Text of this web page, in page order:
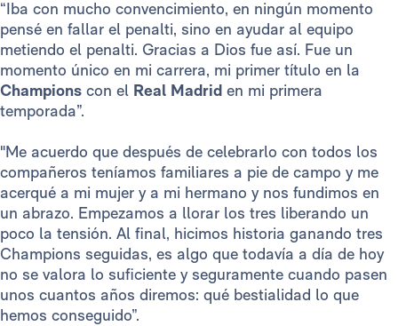
“Iba con mucho convencimiento, en ningún momento
pensé en fallar el penalti, sino en ayudar al equipo
metiendo el penalti. Gracias a Dios fue así. Fue un
momento único en mi carrera, mi primer título en la
Champions con el Real Madrid en mi primera
temporada”.
"Me acuerdo que después de celebrarlo con todos los
compañeros teníamos familiares a pie de campo y me
acerqué a mi mujer y a mi hermano y nos fundimos en
un abrazo. Empezamos a llorar los tres liberando un
poco la tensión. Al final, hicimos historia ganando tres
Champions seguidas, es algo que todavía a día de hoy
no se valora lo suficiente y seguramente cuando pasen
unos cuantos años diremos: qué bestialidad lo que
hemos conseguido”.